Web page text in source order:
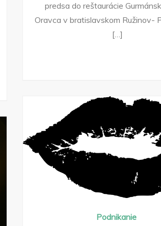
predsa do reštaurácie
Oravca v bratislavskom Ružinov-
[…]
Podnikanie